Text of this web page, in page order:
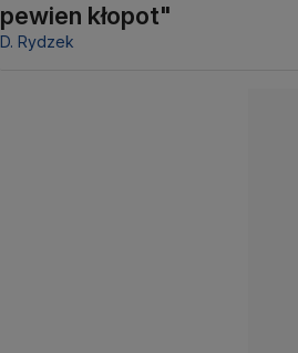
pewien kłopot"
D. Rydzek